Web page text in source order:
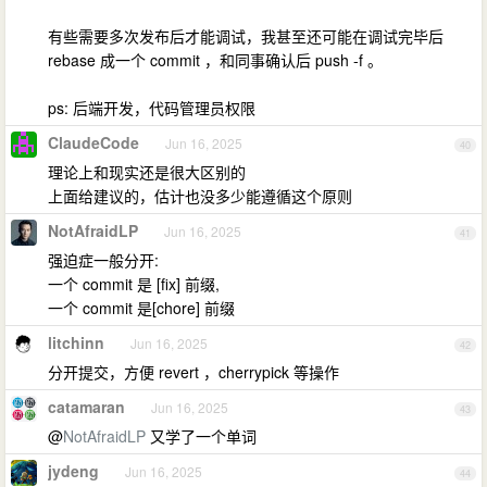
有些需要多次发布后才能调试，我甚至还可能在调试完毕后
rebase 成一个 commit ，和同事确认后 push -f 。
ps: 后端开发，代码管理员权限
40
ClaudeCode Jun 16, 2025
理论上和现实还是很大区别的
上面给建议的，估计也没多少能遵循这个原则
41
NotAfraidLP Jun 16, 2025
强迫症一般分开:
一个 commit 是 [fix] 前缀,
一个 commit 是[chore] 前缀
42
litchinn Jun 16, 2025
分开提交，方便 revert ，cherrypick 等操作
43
catamaran Jun 16, 2025
@NotAfraidLP 又学了一个单词
44
jydeng Jun 16, 2025